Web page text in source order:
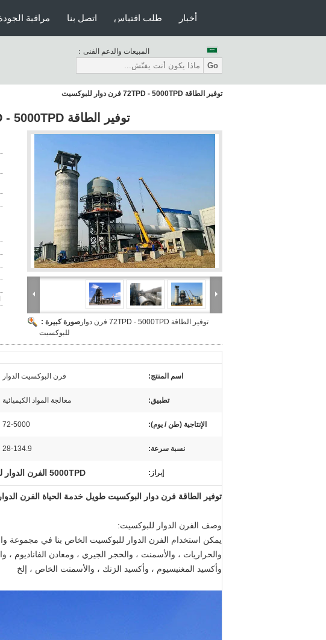
مراقبة اتصل بنا طلب اقتباس أخبار
المبيعات والدعم الفنى：
Go
توفير الطاقة 72TPD - 5000TPD فرن دوار للبوكسيت
توفير الطاقة 72TPD - 5000TPD فرن دوار للبوكسيت
صورة كبيرة : توفير الطاقة 72TPD - 5000TPD فرن دوار
للبوكسيت
اسم المنتج: فرن البوكسيت الدوار
تطبيق: معالجة المواد الكيميائية
الإنتاجية (طن / يوم): 72-5000
نسبة سرعة: 28-134.9
إبراز: 5000TPD الفرن الدوار للبوكسيت
توفير الطاقة فرن دوار البوكسيت طويل خدمة الحياة الفرن الدوار
وصف الفرن الدوار للبوكسيت:
يمكن استخدام الفرن الدوار للبوكسيت الخاص بنا في مجموعة
والحراريات ، والأسمنت ، والحجر الجيري ، ومعادن الفاناديوم
وأكسيد المغنيسيوم ، وأكسيد الزنك ، والأسمنت الخاص ، إلخ